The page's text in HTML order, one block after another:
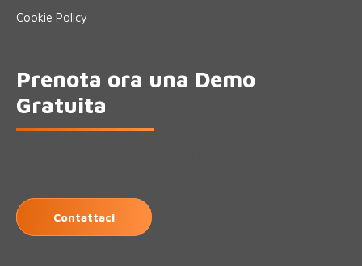
Cookie Policy
Prenota ora una Demo
Gratuita
Contattaci